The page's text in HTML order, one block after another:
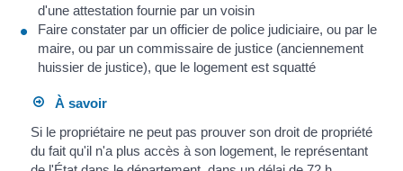
d'une attestation fournie par un voisin
Faire constater par un officier de police judiciaire, ou par le
maire, ou par un commissaire de justice (anciennement
huissier de justice), que le logement est squatté
À savoir
Si le propriétaire ne peut pas prouver son droit de propriété
du fait qu'il n'a plus accès à son logement, le représentant